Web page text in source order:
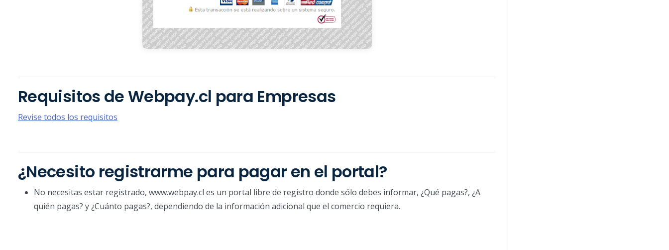
Requisitos de Webpay.cl para Empresas
Revise todos los requisitos
¿Necesito registrarme para pagar en el portal?
No necesitas estar registrado, www.webpay.cl es un portal libre de registro donde sólo debes informar, ¿Qué pagas?, ¿A
quién pagas? y ¿Cuánto pagas?, dependiendo de la información adicional que el comercio requiera.